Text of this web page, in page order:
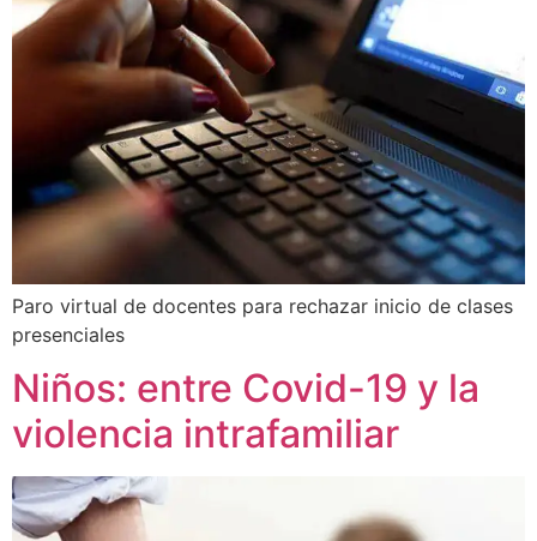
Paro virtual de docentes para rechazar inicio de clases
presenciales
Niños: entre Covid-19 y la
violencia intrafamiliar